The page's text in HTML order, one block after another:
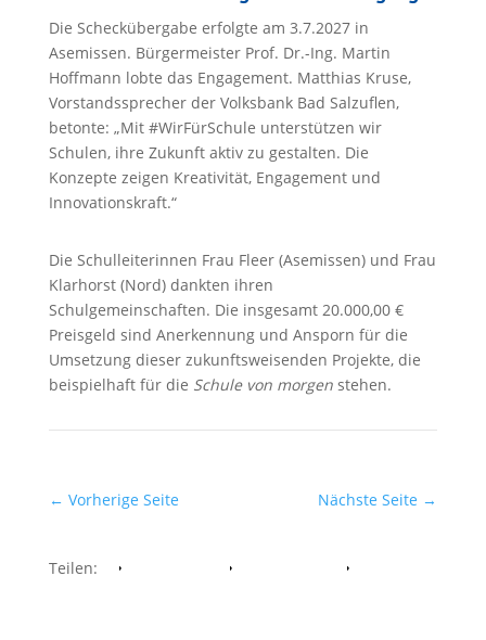
Die Scheckübergabe erfolgte am 3.7.2027 in
Asemissen. Bürgermeister Prof. Dr.-Ing. Martin
Hoffmann lobte das Engagement. Matthias Kruse,
Vorstandssprecher der Volksbank Bad Salzuflen,
betonte: „Mit #WirFürSchule unterstützen wir
Schulen, ihre Zukunft aktiv zu gestalten. Die
Konzepte zeigen Kreativität, Engagement und
Innovationskraft.“
Die Schulleiterinnen Frau Fleer (Asemissen) und Frau
Klarhorst (Nord) dankten ihren
Schulgemeinschaften. Die insgesamt 20.000,00 €
Preisgeld sind Anerkennung und Ansporn für die
Umsetzung dieser zukunftsweisenden Projekte, die
beispielhaft für die Schule von morgenstehen.
← Vorherige Seite Nächste Seite →
Teilen: Facebook Whatsapp Twitter